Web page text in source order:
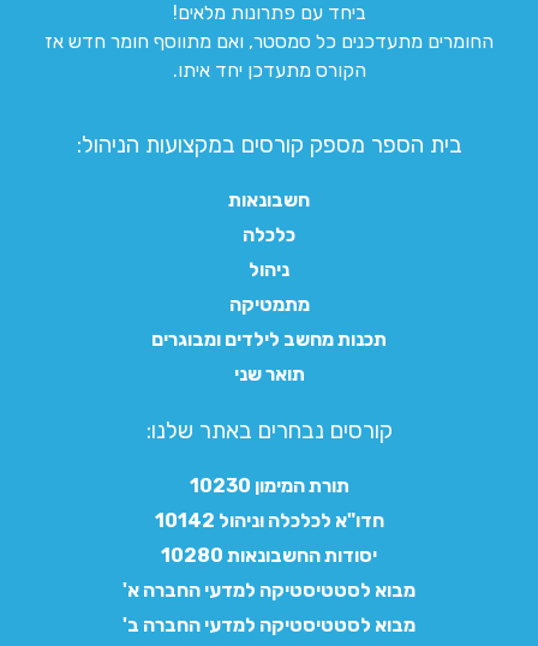
ביחד עם פתרונות מלאים!
החומרים מתעדכנים כל סמסטר, ואם מתווסף חומר חדש אז
הקורס מתעדכן יחד איתו.
בית הספר מספק קורסים במקצועות הניהול:
חשבונאות
כלכלה
ניהול
מתמטיקה
תכנות מחשב לילדים ומבוגרים
תואר שני
קורסים נבחרים באתר שלנו:​
תורת המימון 10230
חדו"א לכלכלה וניהול 10142
יסודות החשבונאות 10280
מבוא לסטטיסטיקה למדעי החברה א'
מבוא לסטטיסטיקה למדעי החברה ב'